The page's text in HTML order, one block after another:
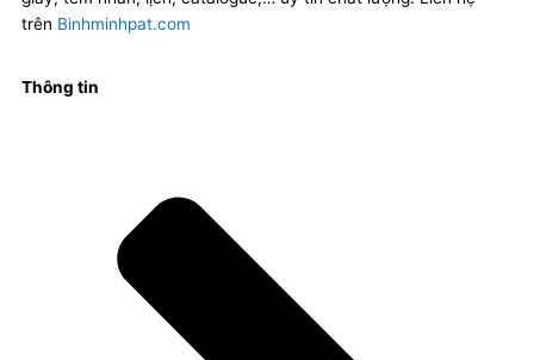
trên Binhminhpat.com
Thông tin